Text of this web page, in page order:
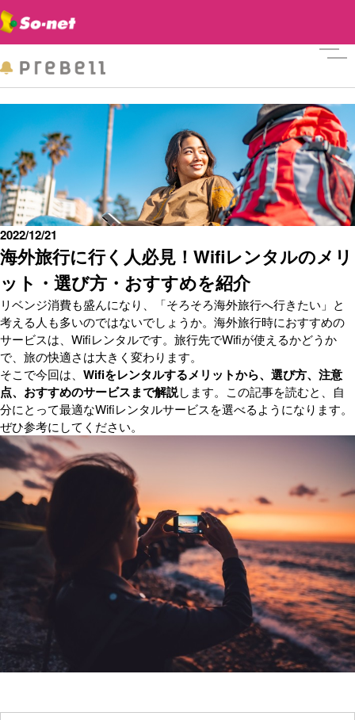
海外旅行に行く人必見！Wifiレンタルのメリ
ット・選び方・おすすめを紹介
2022/12/21
リベンジ消費も盛んになり、「そろそろ海外旅行へ行きたい」と
考える人も多いのではないでしょうか。海外旅行時におすすめの
サービスは、Wifiレンタルです。旅行先でWifiが使えるかどうか
で、旅の快適さは大きく変わります。
そこで今回は、 Wifiをレンタルするメリットから、選び方、注意
点、おすすめのサービスまで解説します。この記事を読むと、自
分にとって最適なWifiレンタルサービスを選べるようになります。
ぜひ参考にしてください。